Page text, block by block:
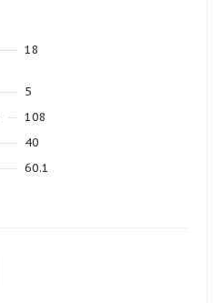
18
5
108
40
60.1